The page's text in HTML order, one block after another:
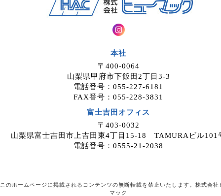
本社
〒400-0064
山梨県甲府市下飯田2丁目3-3
電話番号：055-227-6181
FAX番号：055-228-3831
富士吉田オフィス
〒403-0032
山梨県富士吉田市上吉田東4丁目15-18 TAMURAビル101
電話番号：0555-21-2038
このホームページに掲載されるコンテンツの無断転載を禁止いたします。株式会社
マック